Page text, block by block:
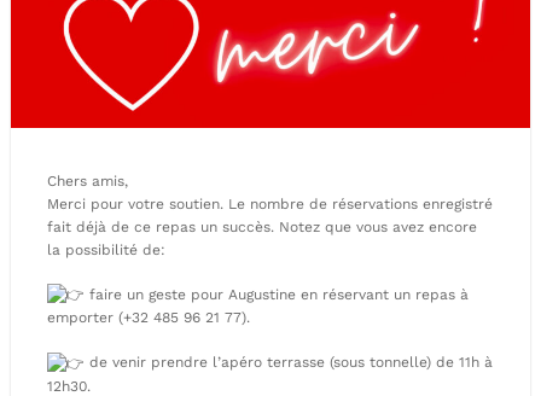
Chers amis,
Merci pour votre soutien. Le nombre de réservations enregistré
fait déjà de ce repas un succès. Notez que vous avez encore
la possibilité de:
faire un geste pour Augustine en réservant un repas à
emporter (+32 485 96 21 77).
de venir prendre l’apéro terrasse (sous tonnelle) de 11h à
12h30.